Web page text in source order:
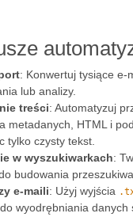
: Konwertuj tysiące e-
lub analizy.
treści: Automatyzuj
metadanych, HTML i
tylko czysty tekst.
w wyszukiwarkach:
budowania
e-maili: Użyj wyjścia
wyodrębniania danych